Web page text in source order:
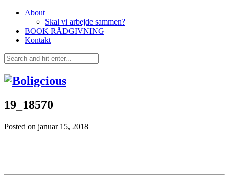
About
Skal vi arbejde sammen?
BOOK RÅDGIVNING
Kontakt
19_18570
Posted on januar 15, 2018